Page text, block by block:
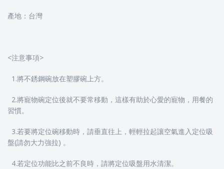
產地：台灣
<注意事項>
1.將不銹鋼碗放在塑膠碗上方。
2.將寵物碗定位後就不要常移動，這樣有助於心愛的寵物，用餐的
習慣。
3.若要將定位碗移動時，請垂直往上，輕輕拉起讓空氣進入定位吸
盤(請勿大力強拉) 。
4.若定位功能比之前不良時，請將定位吸盤用水清潔。